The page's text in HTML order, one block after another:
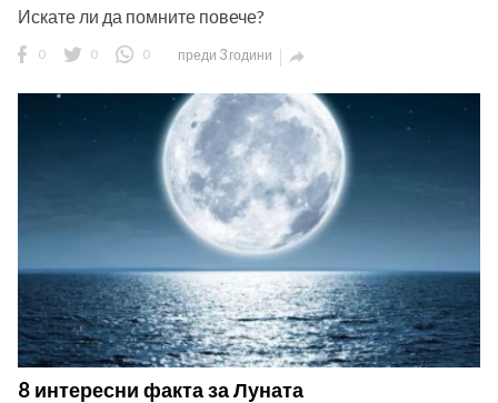
Искате ли да помните повече?
0 0 0 преди 3 години 
8 интересни факта за Луната